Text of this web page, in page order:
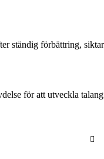
ständig förbättring,
för att utveckla